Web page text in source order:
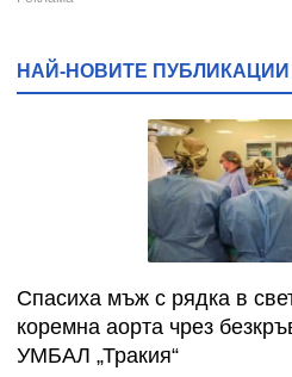
НАЙ-НОВИТЕ ПУБЛИКАЦИИ
Спасиха мъж с рядка в
коремна аорта чрез
УМБАЛ „Тракия“